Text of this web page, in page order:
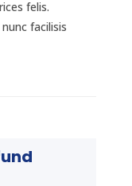
felis.
facilisis